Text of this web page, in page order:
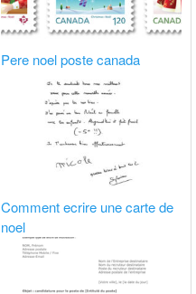
Pere noel poste canada
Comment ecrire une carte de
noel